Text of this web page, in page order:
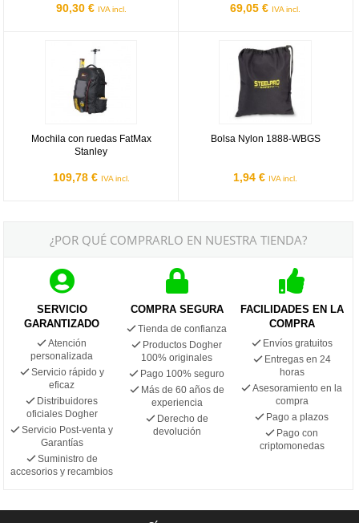
90,30 € IVA incl. 69,05 € IVA incl.
Mochila con ruedas FatMax
Stanley
109,78 € IVA incl.
Bolsa Nylon 1888-WBGS
1,94 € IVA incl.
¿POR QUÉ COMPRARLO EN NUESTRA TIENDA?
SERVICIO
GARANTIZADO
Atención
personalizada
Servicio rápido y
eficaz
Distribuidores
oficiales Dogher
Servicio Post-venta y
Garantías
Suministro de
accesorios y recambios
COMPRA SEGURA
Tienda de confianza
Productos Dogher
100% originales
Pago 100% seguro
Más de 60 años de
experiencia
Derecho de
devolución
FACILIDADES EN LA
COMPRA
Envíos gratuitos
Entregas en 24
horas
Asesoramiento en la
compra
Pago a plazos
Pago con
criptomonedas